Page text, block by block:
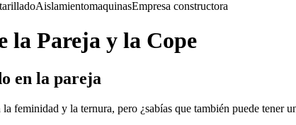
AislamientomaquinasEmpresa constructora
la Pareja y la Cope
en la pareja
feminidad y la ternura, pero ¿sabías que también puede tener